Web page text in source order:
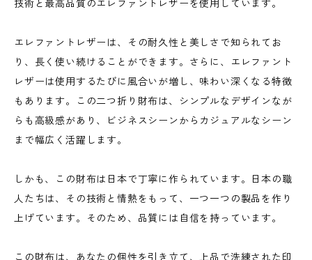
技術と最高品質のエレファントレザーを使用しています。
エレファントレザーは、その耐久性と美しさで知られてお
り、長く使い続けることができます。さらに、エレファント
レザーは使用するたびに風合いが増し、味わい深くなる特徴
もあります。この二つ折り財布は、シンプルなデザインなが
らも高級感があり、ビジネスシーンからカジュアルなシーン
まで幅広く活躍します。
しかも、この財布は日本で丁寧に作られています。日本の職
人たちは、その技術と情熱をもって、一つ一つの製品を作り
上げています。そのため、品質には自信を持っています。
この財布は、あなたの個性を引き立て、上品で洗練された印